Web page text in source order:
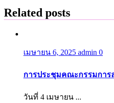
Related posts
เมษายน 6, 2025 admin 0
การประชุมคณะกรรมกา
วันที่ 4 เมษายน ...